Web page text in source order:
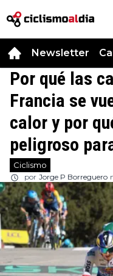
Newsletter
Por qué las
Francia se
calor y por
peligroso
Ciclismo
por Jorge P Borreguero